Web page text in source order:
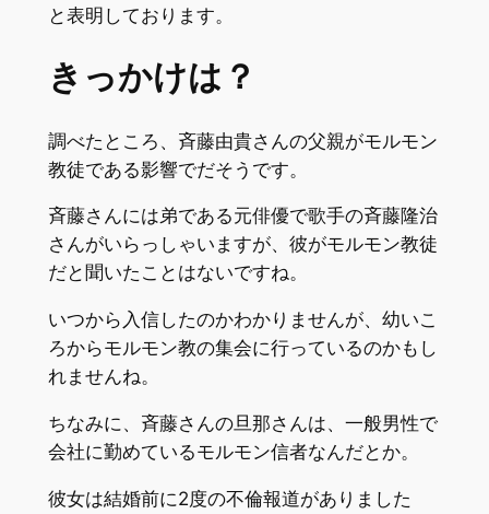
と表明しております。
きっかけは？
調べたところ、斉藤由貴さんの父親がモルモン
教徒である影響でだそうです。
斉藤さんには弟である元俳優で歌手の斉藤隆治
さんがいらっしゃいますが、彼がモルモン教徒
だと聞いたことはないですね。
いつから入信したのかわかりませんが、幼いこ
ろからモルモン教の集会に行っているのかもし
れませんね。
ちなみに、斉藤さんの旦那さんは、一般男性で
会社に勤めているモルモン信者なんだとか。
彼女は結婚前に2度の不倫報道がありました